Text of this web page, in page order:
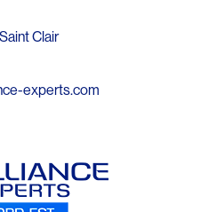
Clair
experts.com